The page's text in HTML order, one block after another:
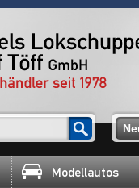
Modellautos